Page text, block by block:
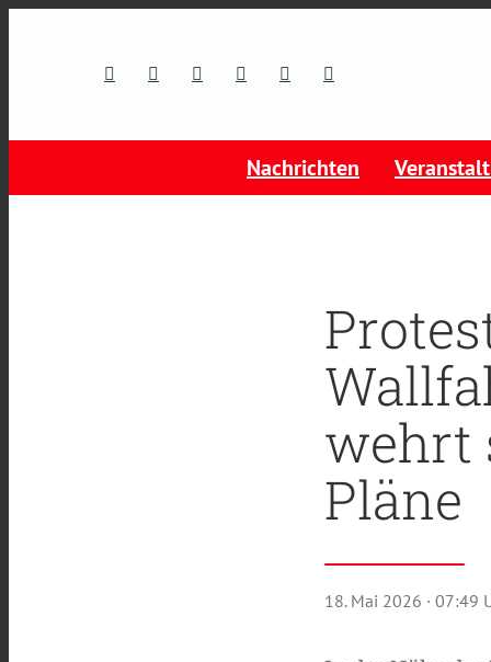
Nachrichten
wehrt
Pläne
18. Mai 2026 · 07:49